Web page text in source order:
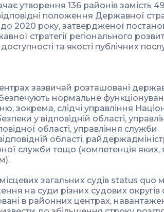
утворення 136 районів замість
положення Державної
до 2020 року, затвердженої
стратегії регіонального
та якості публічних
зазвичай розташовані
нормальне
зокрема, слідчі управління
у відповідній області,
області, управління служби
області,
служби тощо (компетенція яких,
загальних судів status quo
на суди різних судових округів
в районних центрах,